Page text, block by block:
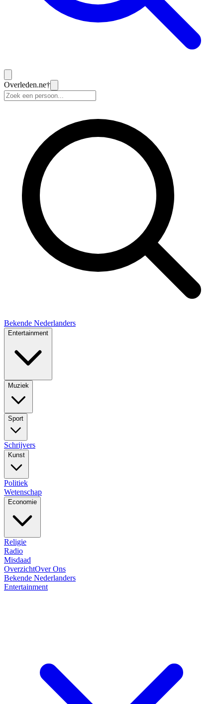
Overleden.ne†
Bekende Nederlanders
Entertainment
Muziek
Sport
Schrijvers
Kunst
Politiek
Wetenschap
Economie
Religie
Radio
Misdaad
OverzichtOver Ons
Bekende Nederlanders
Entertainment